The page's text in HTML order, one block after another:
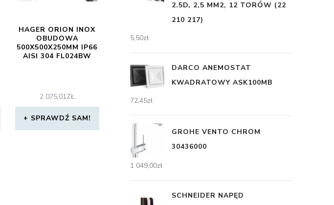
HAGER ORION INOX
OBUDOWA
500X500X250MM IP66
AISI 304 FL024BW
2 075,01ZŁ
SPRAWDŹ SAM!
2.5D, 2,5 MM2, 12 TORÓW (22
210 217)
5,50zł
DARCO ANEMOSTAT
KWADRATOWY ASK100MB
72,45zł
GROHE VENTO CHROM
30436000
1 049,00zł
SCHNEIDER NAPĘD